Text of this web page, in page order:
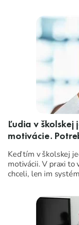
čo už je za hranou?
Ľudia v
motivácie.
Keď tím v školskej
motivácii. V praxi to
chceli, len im
ktoré vedia spraviť